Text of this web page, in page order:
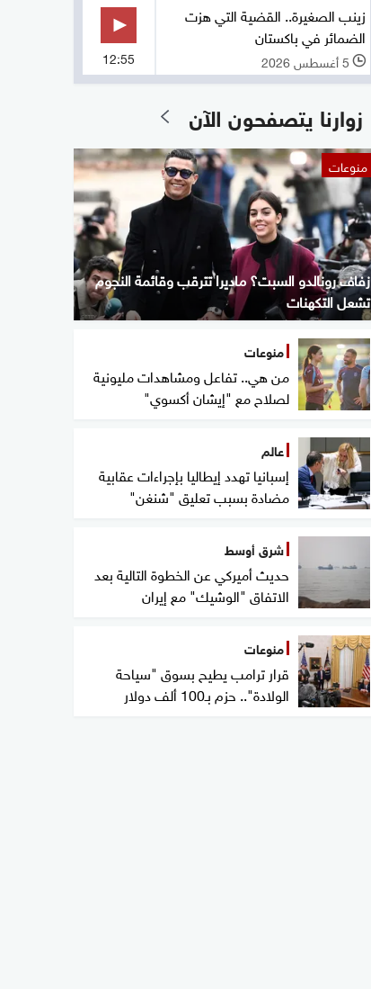
زينب الصغيرة.. القضية التي هزت
الضمائر في باكستان
l 5 أغسطس 2026 12:55
زوارنا يتصفحون الآن
منوعات
زفاف رونالدو السبت؟ ماديرا تترقب وقائمة النجوم
تشعل التكهنات
منوعات
من هي.. تفاعل ومشاهدات مليونية
لصلاح مع "إيشان أكسوي"
عالم
إسبانيا تهدد إيطاليا بإجراءات عقابية
مضادة بسبب تعليق "شنغن"
شرق أوسط
حديث أميركي عن الخطوة التالية بعد
الاتفاق "الوشيك" مع إيران
منوعات
قرار ترامب يطيح بسوق "سياحة
الولادة".. حزم بـ100 ألف دولار